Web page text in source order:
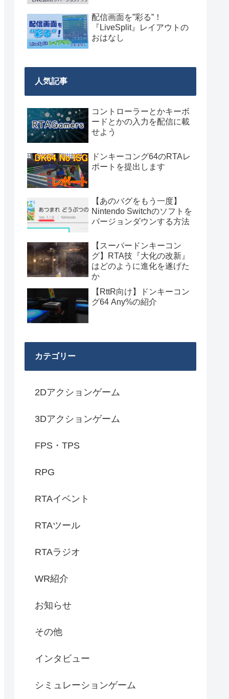
配信画面を”彩る”！
『LiveSplit』レイアウトの
おはなし
人気記事
コントローラーとかキーボ
ードとかの入力を配信に載
せよう
ドンキーコング64のRTAレ
ポートを提出します
【あのバグをもう一度】
Nintendo Switchのソフトを
バージョンダウンする方法
【スーパードンキーコン
グ】RTA技『大化の改新』
はどのように進化を遂げた
か
【RttR向け】ドンキーコン
グ64 Any%の紹介
カテゴリー
2Dアクションゲーム
3Dアクションゲーム
FPS・TPS
RPG
RTAイベント
RTAツール
RTAラジオ
WR紹介
お知らせ
その他
インタビュー
シミュレーションゲーム